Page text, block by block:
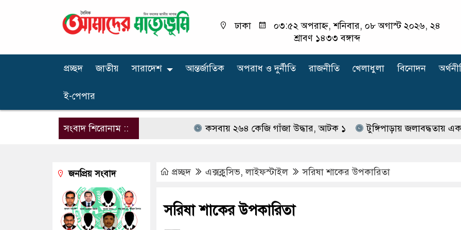
ঢাকা
০৩:৫২ অপরাহ্ন, শনিবার, ০৮ অগাস্ট ২০২৬, ২৪
শ্রাবণ ১৪৩৩ বঙ্গাব্দ
প্রচ্ছদ জাতীয় সারাদেশ আন্তর্জাতিক অপরাধ ‍ও দুর্নীতি রাজনীতি খেলাধুলা বিনোদন
ই-পেপার
সংবাদ শিরোনাম :: কসবায় ২৬৪ কেজি গাঁজা উদ্ধার, আটক ১ টুঙ্গিপাড়ায় জলাবদ্ধতায় এক গ্রামের
প্রচ্ছদ এক্সক্লুসিভ,লাইফস্টাইল সরিষা শাকের উপকারিতা
সরিষা শাকের উপকারিতা
জনপ্রিয় সংবাদ